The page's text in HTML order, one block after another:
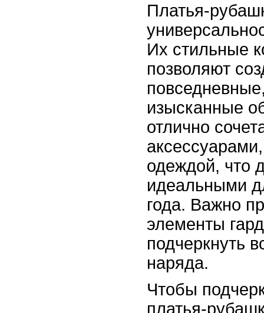
Платья-
Их стильные
позволяют
изысканные
отлично
одеждой, что
идеальными
года. Важно
элементы
подчеркнуть
наряда.
Чтобы
платья-